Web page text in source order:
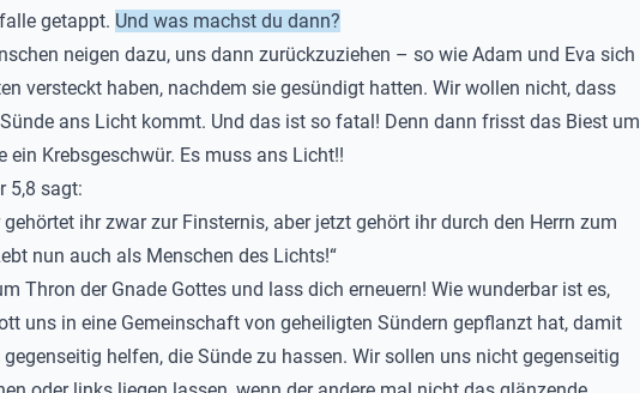
getappt. Und was machst du dann?
neigen dazu, uns dann zurückzuziehen – so wie Adam und Eva sich
versteckt haben, nachdem sie gesündigt hatten. Wir wollen nicht, dass
ans Licht kommt. Und das ist so fatal! Denn dann frisst das Biest um
ein Krebsgeschwür. Es muss ans Licht!!
5,8 sagt:
gehörtet ihr zwar zur Finsternis, aber jetzt gehört ihr durch den Herrn zum
nun auch als Menschen des Lichts!“
Thron der Gnade Gottes und lass dich erneuern! Wie wunderbar ist es,
uns in eine Gemeinschaft von geheiligten Sündern gepflanzt hat, damit
helfen, die Sünde zu hassen. Wir sollen uns nicht gegenseitig